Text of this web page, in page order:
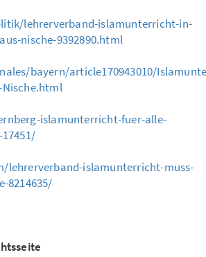
lehrerverband-islamunterricht-in-
nische-9392890.html
bayern/article170943010/
Nische.html
islamunterricht-fuer-alle-
lehrerverband-islamunterricht-muss-
8214635/